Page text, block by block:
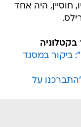
חוסיין, היה אחד
ביקור במסגד
על